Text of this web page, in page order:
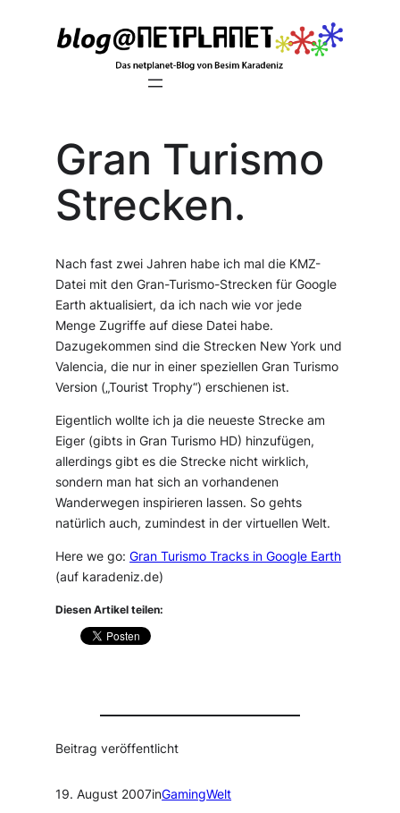
Gran Turismo
Strecken.
Nach fast zwei Jahren habe ich mal die KMZ-
Datei mit den Gran-Turismo-Strecken für Google
Earth aktualisiert, da ich nach wie vor jede
Menge Zugriffe auf diese Datei habe.
Dazugekommen sind die Strecken New York und
Valencia, die nur in einer speziellen Gran Turismo
Version („Tourist Trophy“) erschienen ist.
Eigentlich wollte ich ja die neueste Strecke am
Eiger (gibts in Gran Turismo HD) hinzufügen,
allerdings gibt es die Strecke nicht wirklich,
sondern man hat sich an vorhandenen
Wanderwegen inspirieren lassen. So gehts
natürlich auch, zumindest in der virtuellen Welt.
Here we go:Gran Turismo Tracks in Google Earth
(auf karadeniz.de)
Diesen Artikel teilen:
Beitrag veröffentlicht
19. August 2007inGamingWelt